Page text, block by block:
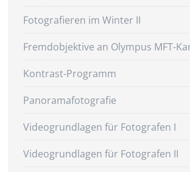
Fotografieren im Winter II
Fremdobjektive an Olympus MFT-
Kontrast-Programm
Panoramafotografie
Videogrundlagen für Fotografen I
Videogrundlagen für Fotografen II